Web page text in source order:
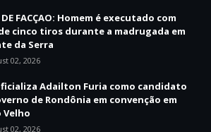
DE FACÇAO: Homem é executado com
cinco tiros durante a madrugada em
da Serra
02, 2026
Adailton Furia como candidato
de Rondônia em convenção em
Velho
02, 2026